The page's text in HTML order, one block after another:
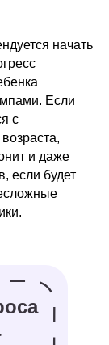
начать
Если
с
и даже
если будет